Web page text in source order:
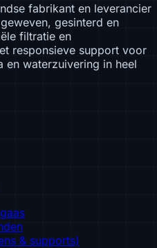
fabrikant en leverancier
gesinterd en
filtratie en
responsieve support voor
waterzuivering in heel
& supports)